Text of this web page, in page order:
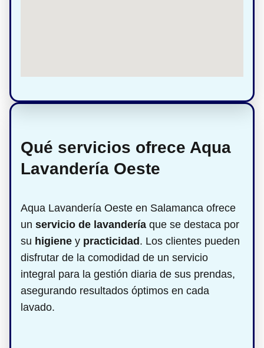
Qué servicios ofrece Aqua
Lavandería Oeste
Aqua Lavandería Oeste en Salamanca ofrece
un servicio de lavandería que se destaca por
su higiene y practicidad . Los clientes pueden
disfrutar de la comodidad de un servicio
integral para la gestión diaria de sus prendas,
asegurando resultados óptimos en cada
lavado.